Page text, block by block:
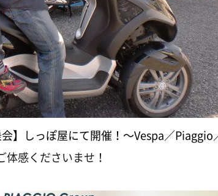
会】しっぽ屋にて開催！～Vespa／
感くださいませ！